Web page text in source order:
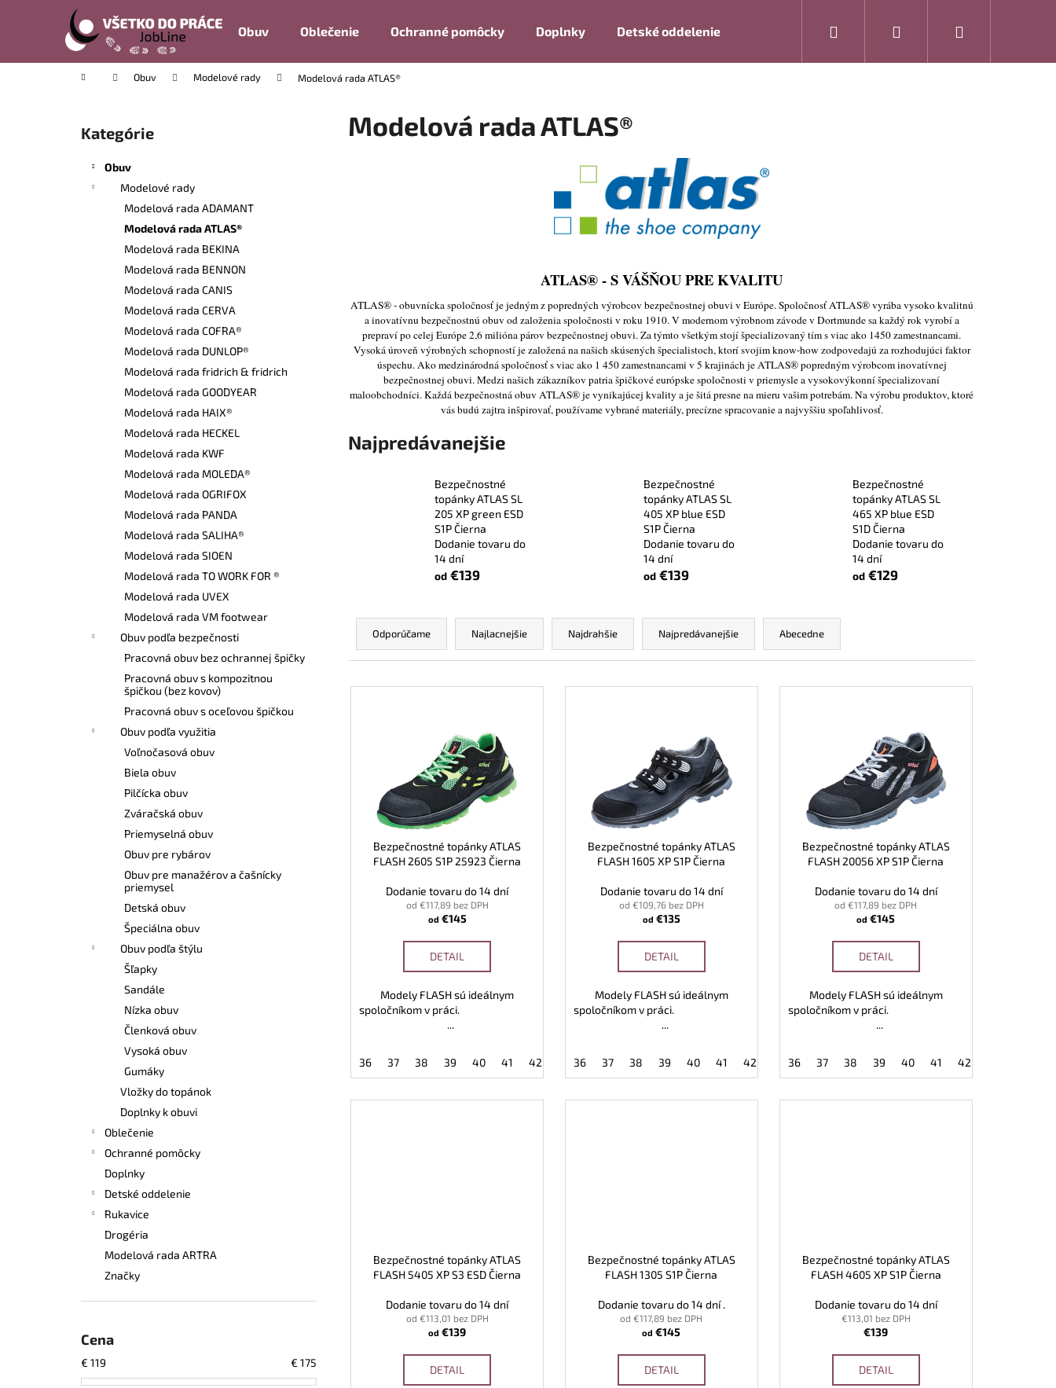
Obuv Oblečenie Ochranné pomôcky Doplnky Detské oddelenie Drogéria Modelová rada ARTRA
Prihlásenie
Domov Obuv Modelové rady Modelová rada ATLAS®
Preskočiť
kategórie
Kategórie
Obuv
Modelové rady
Modelová rada ADAMANT
Modelová rada ATLAS®
Modelová rada BEKINA
Modelová rada BENNON
Modelová rada CANIS
Modelová rada CERVA
Modelová rada COFRA®
Modelová rada DUNLOP®
Modelová rada fridrich & fridrich
Modelová rada GOODYEAR
Modelová rada HAIX®
Modelová rada HECKEL
Modelová rada KWF
Modelová rada MOLEDA®
Modelová rada OGRIFOX
Modelová rada PANDA
Modelová rada SALIHA®
Modelová rada SIOEN
Modelová rada TO WORK FOR ®
Modelová rada UVEX
Modelová rada VM footwear
Obuv podľa bezpečnosti
Pracovná obuv bez ochrannej špičky
Pracovná obuv s kompozitnou
špičkou (bez kovov)
Pracovná obuv s oceľovou špičkou
Obuv podľa využitia
Voľnočasová obuv
Biela obuv
Pilčícka obuv
Zváračská obuv
Priemyselná obuv
Obuv pre rybárov
Obuv pre manažérov a čašnícky
priemysel
Detská obuv
Špeciálna obuv
Obuv podľa štýlu
Šľapky
Sandále
Nízka obuv
Členková obuv
Vysoká obuv
Gumáky
Vložky do topánok
Doplnky k obuvi
Oblečenie
Ochranné pomôcky
Doplnky
Detské oddelenie
Rukavice
Drogéria
Modelová rada ARTRA
Značky
Cena
€ 119 € 175
Modelová rada ATLAS®
ATLAS® - S VÁŠŇOU PRE KVALITU
ATLAS® - obuvnícka spoločnosť je jedným z popredných výrobcov bezpečnostnej obuvi v Európe. Spoločnosť ATLAS® vyrába vysoko kvalitnú
a inovatívnu bezpečnostnú obuv od založenia spoločnosti v roku 1910. V modernom výrobnom závode v Dortmunde sa každý rok vyrobí a
prepraví po celej Európe 2,6 milióna párov bezpečnostnej obuvi. Za týmto všetkým stojí špecializovaný tím s viac ako 1450 zamestnancami.
Vysoká úroveň výrobných schopností je založená na našich skúsených špecialistoch, ktorí svojim know-how zodpovedajú za rozhodujúci faktor
úspechu. Ako medzinárodná spoločnosť s viac ako 1 450 zamestnancami v 5 krajinách je ATLAS® popredným výrobcom inovatívnej
bezpečnostnej obuvi. Medzi našich zákazníkov patria špičkové európske spoločnosti v priemysle a vysokovýkonní špecializovaní
maloobchodníci. Každá bezpečnostná obuv ATLAS® je vynikajúcej kvality a je šitá presne na mieru vašim potrebám. Na výrobu produktov, ktoré
vás budú zajtra inšpirovať, používame vybrané materiály, precízne spracovanie a najvyššiu spoľahlivosť.
Najpredávanejšie
Bezpečnostné
topánky ATLAS SL
205 XP green ESD
S1P Čierna
Dodanie tovaru do
14 dní
od €139
Bezpečnostné
topánky ATLAS SL
405 XP blue ESD
S1P Čierna
Dodanie tovaru do
14 dní
od€139
Bezpečnostné
topánky ATLAS SL
465 XP blue ESD
S1D Čierna
Dodanie tovaru do
14 dní
od€129
R
d
Odporúčame Najlacnejšie Najdrahšie Najpredávanejšie Abecedne
V
Bezpečnostné topánky ATLAS
FLASH 2605 S1P 25923 Čierna
Dodanie tovaru do 14 dní
od €117,89 bez DPH
od €145
DETAIL
Modely FLASH sú ideálnym
spoločníkom v práci.
...
36 37 38 39 40 41 42 45 46 47 48 49
Bezpečnostné topánky ATLAS
FLASH 1605 XP S1P Čierna
Dodanie tovaru do 14 dní
od €109,76 bez DPH
od €135
DETAIL
Modely FLASH sú ideálnym
spoločníkom v práci.
...
36 37 38 39 40 41 42 47 48 49
Bezpečnostné topánky ATLAS
FLASH 20056 XP S1P Čierna
Dodanie tovaru do 14 dní
od €117,89 bez DPH
od €145
DETAIL
Modely FLASH sú ideálnym
spoločníkom v práci.
...
36 37 38 39 40 41 42
Bezpečnostné topánky ATLAS
FLASH 5405 XP S3 ESD Čierna
Dodanie tovaru do 14 dní
od €113,01 bez DPH
od €139
DETAIL
Bezpečnostné topánky ATLAS
FLASH 1305 S1P Čierna
Dodanie tovaru do 14 dní .
od €117,89 bez DPH
od €145
DETAIL
Bezpečnostné topánky ATLAS
FLASH 4605 XP S1P Čierna
Dodanie tovaru do 14 dní
€113,01 bez DPH
€139
DETAIL
í
Späť
do
Späť
do
Čo potrebujete nájsť?
Nasledujúce
VYSOKÁ PRACOVNÁ OBUV UVEX 2 6935
S2 SRC TREND ČIERNA
€101,50
PRACOVNÉ BEZPEČNOSTNÉ
POLTOPÁNKY UVEX 2 6934 S3 SRC
TREND ČIERNA
BEZPEČNOSTNÉ POLTOPÁNKY UVEX 2
6934 S2 SRC TREND ČIERNA
€106,30